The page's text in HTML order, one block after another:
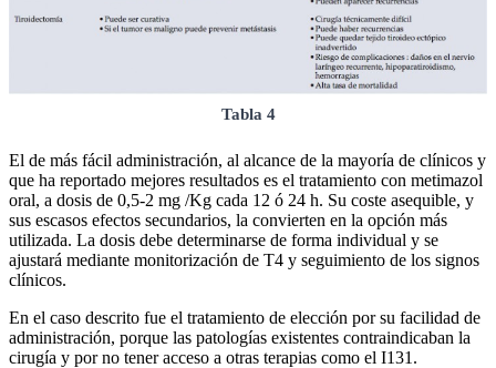
Tabla 4
El de más fácil administración, al alcance de la mayoría de clínicos y
que ha reportado mejores resultados es el tratamiento con metimazol
oral, a dosis de 0,5-2 mg /Kg cada 12 ó 24 h. Su coste asequible, y
sus escasos efectos secundarios, la convierten en la opción más
utilizada. La dosis debe determinarse de forma individual y se
ajustará mediante monitorización de T4 y seguimiento de los signos
clínicos.
En el caso descrito fue el tratamiento de elección por su facilidad de
administración, porque las patologías existentes contraindicaban la
cirugía y por no tener acceso a otras terapias como el I131.